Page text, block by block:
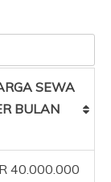
SEWA
BULAN
40.000.000